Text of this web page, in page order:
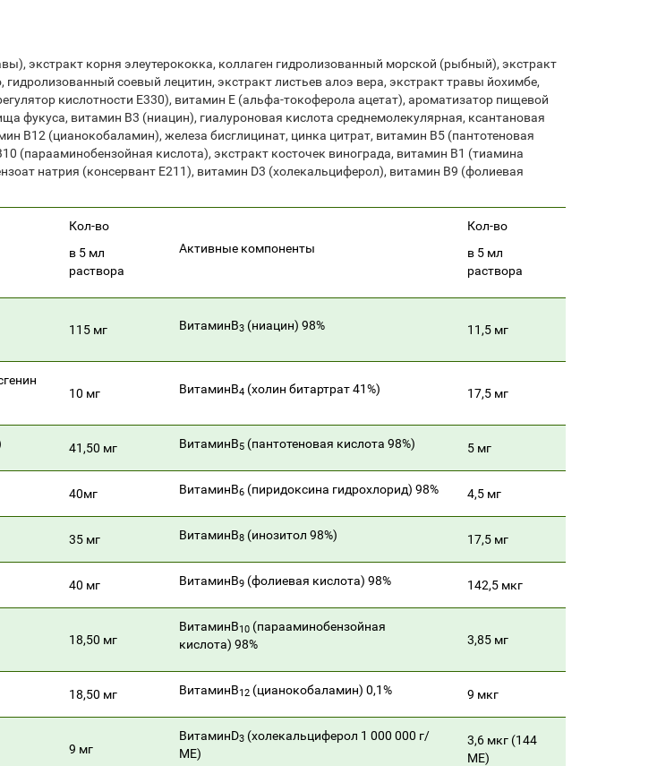
экстракт корня элеутерококка, коллаген гидролизованный морской (рыбный), экстракт
соевый лецитин, экстракт листьев алоэ вера, экстракт травы йохимбе,
кислотности Е330), витамин Е (альфа-токоферола ацетат), ароматизатор пищевой
фукуса, витамин В3 (ниацин), гиалуроновая кислота среднемолекулярная, ксантановая
В12 (цианокобаламин), железа бисглицинат, цинка цитрат, витамин В5 (пантотеновая
(парааминобензойная кислота), экстракт косточек винограда, витамин В1 (тиамина
натрия (консервант Е211), витамин D3 (холекальциферол), витамин В9 (фолиевая
Кол-во
в 5 мл
раствора
Активные компоненты
Кол-во
в 5 мл
раствора
115 мг ВитаминВ3 (ниацин) 98% 11,5 мг
10 мг ВитаминВ4 (холин битартрат 41%) 17,5 мг
41,50 мг ВитаминВ5 (пантотеновая кислота 98%) 5 мг
40мг ВитаминВ6 (пиридоксина гидрохлорид) 98% 4,5 мг
35 мг ВитаминВ8 (инозитол 98%) 17,5 мг
40 мг ВитаминВ9 (фолиевая кислота) 98% 142,5 мкг
18,50 мг
ВитаминВ10 (парааминобензойная
кислота) 98%
3,85 мг
18,50 мг ВитаминВ12 (цианокобаламин) 0,1% 9 мкг
9 мг
ВитаминD3 (холекальциферол 1 000 000 г/
МЕ)
3,6 мкг (144
МЕ)